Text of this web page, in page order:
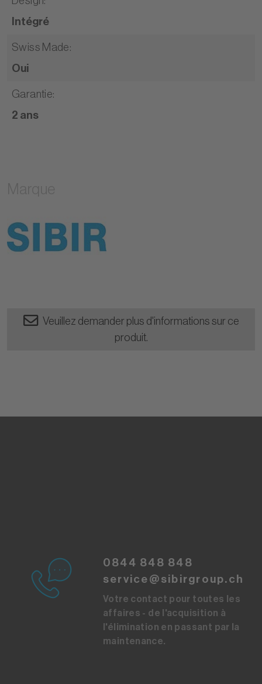
Intégré
Swiss Made:
Oui
Garantie:
2 ans
Veuillez demander plus d'informations sur ce
produit.
0844 848 848
service@sibirgroup.ch
Votre contact pour toutes les
affaires - de l'acquisition à
l'élimination en passant par la
maintenance.